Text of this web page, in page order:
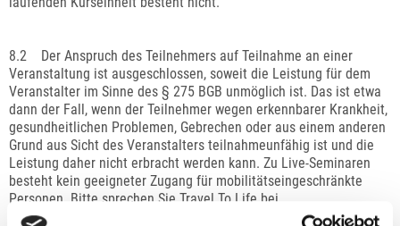
8.2 Der Anspruch des Teilnehmers auf Teilnahme an einer
Veranstaltung ist ausgeschlossen, soweit die Leistung für dem
Veranstalter im Sinne des § 275 BGB unmöglich ist. Das ist etwa
dann der Fall, wenn der Teilnehmer wegen erkennbarer Krankheit,
gesundheitlichen Problemen, Gebrechen oder aus einem anderen
Grund aus Sicht des Veranstalters teilnahmeunfähig ist und die
Leistung daher nicht erbracht werden kann. Zu Live-Seminaren
besteht kein geeigneter Zugang für mobilitätseingeschränkte
Personen. Bitte sprechen Sie Travel To Life bei
Mobilitätseinschränkung vor Buchung des Seminars an.